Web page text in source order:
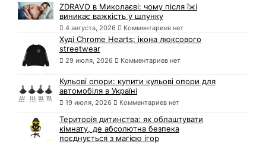
ZDRAVO в Миколаєві: чому після їжі
виникає важкість у шлунку
4 августа, 2026 Комментариев нет
Худі Chrome Hearts: ікона люксового
streetwear
29 июля, 2026 Комментариев нет
Кульові опори: купити кульові опори для
автомобіля в Україні
19 июля, 2026 Комментариев нет
Територія дитинства: як облаштувати
кімнату, де абсолютна безпека
поєднується з магією ігор